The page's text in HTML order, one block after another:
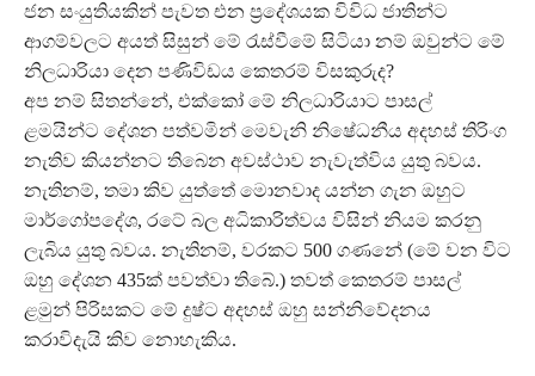
ජන සංයුතියකින් පැවත එන ප්‍රදේශයක විවිධ ජාතින්ට
ආගම්වලට අයත් සිසුන් මේ රැස්වීමේ සිටියා නම් ඔවුන්ට මේ
නිලධාරියා දෙන පණිවිඩය කෙතරම් විසකුරුද?
අප නම් සිතන්නේ, එක්කෝ මේ නිලධාරියාට පාසල්
ළමයින්ට දේශන පත්වමින් මෙවැනි නිෂේධනීය අදහස් තිරිංග
නැතිව කියන්නට තිබෙන අවස්ථාව නැවැත්විය යුතු බවය.
නැතිනම්, තමා කිව යුත්තේ මොනවාද යන්න ගැන ඔහුට
මාර්ගෝපදේශ, රටේ බල අධිකාරිත්වය විසින් නියම කරනු
ලැබිය යුතු බවය. නැතිනම්, වරකට 500 ගණනේ (මේ වන විට
ඔහු දේශන 435ක් පවත්වා තිබේ.) තවත් කෙතරම් පාසල්
ළමුන් පිරිසකට මේ දුෂ්ට අදහස් ඔහු සන්නිවේදනය
කරාවිදැයි කිව නොහැකිය.